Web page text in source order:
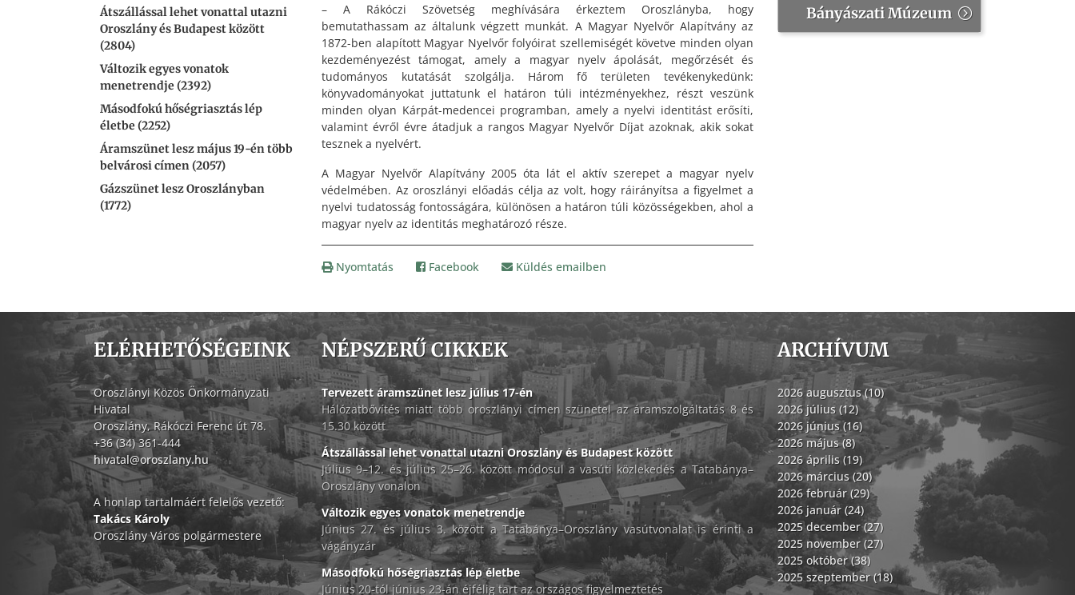
Átszállással lehet vonattal utazni
Oroszlány és Budapest között
(2804)
Változik egyes vonatok
menetrendje (2392)
Másodfokú hőségriasztás lép
életbe (2252)
Áramszünet lesz május 19-én több
belvárosi címen (2057)
Gázszünet lesz Oroszlányban
(1772)
– A Rákóczi Szövetség meghívására érkeztem Oroszlányba, hogy
bemutathassam az általunk végzett munkát. A Magyar Nyelvőr Alapítvány az
1872-ben alapított Magyar Nyelvőr folyóirat szellemiségét követve minden olyan
kezdeményezést támogat, amely a magyar nyelv ápolását, megőrzését és
tudományos kutatását szolgálja. Három fő területen tevékenykedünk:
könyvadományokat juttatunk el határon túli intézményekhez, részt veszünk
minden olyan Kárpát-medencei programban, amely a nyelvi identitást erősíti,
valamint évről évre átadjuk a rangos Magyar Nyelvőr Díjat azoknak, akik sokat
tesznek a nyelvért.
A Magyar Nyelvőr Alapítvány 2005 óta lát el aktív szerepet a magyar nyelv
védelmében. Az oroszlányi előadás célja az volt, hogy ráirányítsa a figyelmet a
nyelvi tudatosság fontosságára, különösen a határon túli közösségekben, ahol a
magyar nyelv az identitás meghatározó része.
Nyomtatás Facebook Küldés emailben
Bányászati Múzeum
ELÉRHETŐSÉGEINK
Oroszlányi Közös Önkormányzati
Hivatal
Oroszlány, Rákóczi Ferenc út 78.
+36 (34) 361-444
hivatal@oroszlany.hu
A honlap tartalmáért felelős vezető:
Takács Károly
Oroszlány Város polgármestere
NÉPSZERŰ CIKKEK
Tervezett áramszünet lesz július 17-én
Hálózatbővítés miatt több oroszlányi címen szünetel az áramszolgáltatás 8 és
15.30 között
Átszállással lehet vonattal utazni Oroszlány és Budapest között
Július 9–12. és július 25–26. között módosul a vasúti közlekedés a Tatabánya–
Oroszlány vonalon
Változik egyes vonatok menetrendje
Június 27. és július 3. között a Tatabánya–Oroszlány vasútvonalat is érinti a
vágányzár
Másodfokú hőségriasztás lép életbe
Június 20-tól június 23-án éjfélig tart az országos figyelmeztetés
ARCHÍVUM
2026 augusztus (10)
2026 július (12)
2026 június (16)
2026 május (8)
2026 április (19)
2026 március (20)
2026 február (29)
2026 január (24)
2025 december (27)
2025 november (27)
2025 október (38)
2025 szeptember (18)